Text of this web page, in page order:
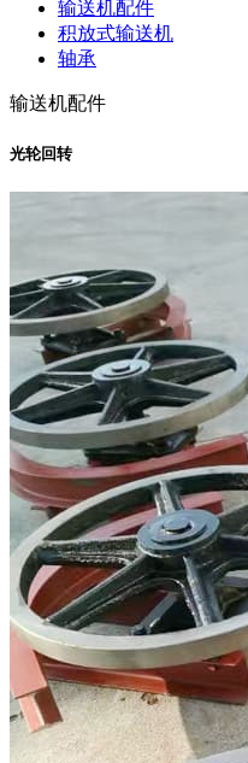
输送机配件
积放式输送机
轴承
输送机配件
光轮回转